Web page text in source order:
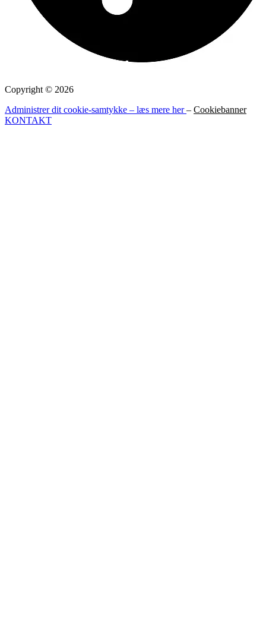
Copyright © 2026
Administrer dit cookie-samtykke – læs mere her– Cookiebanner
KONTAKT